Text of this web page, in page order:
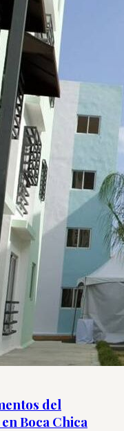
del
Boca Chica